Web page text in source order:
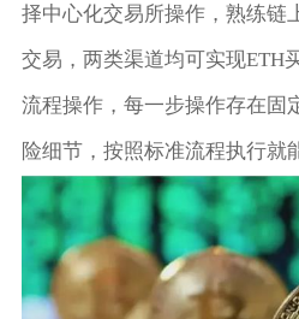
择中心化交易所操作，熟练链
交易，两类渠道均可实现ETH
流程操作，每一步操作存在固
险细节，按照标准流程执行就